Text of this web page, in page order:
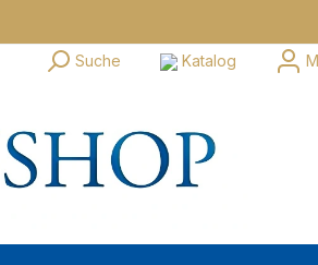
Suche Katalog